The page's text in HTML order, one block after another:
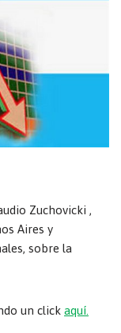
Zuchovicki ,
Aires y
sobre la
un click aquí.